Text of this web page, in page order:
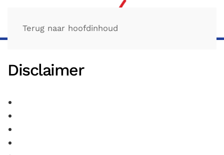
Terug naar hoofdinhoud
Disclaimer